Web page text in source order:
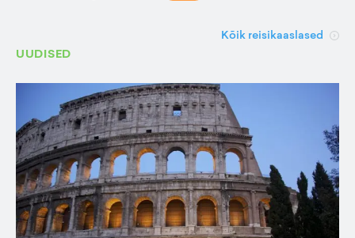
Kõik reisikaaslased
UUDISED